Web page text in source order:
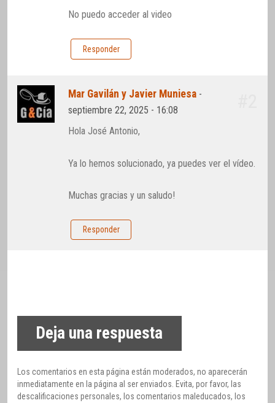
No puedo acceder al video
Responder
Mar Gavilán y Javier Muniesa -
septiembre 22, 2025 - 16:08
Hola José Antonio,
Ya lo hemos solucionado, ya puedes ver el vídeo.
Muchas gracias y un saludo!
Responder
Deja una respuesta
Los comentarios en esta página están moderados, no aparecerán
inmediatamente en la página al ser enviados. Evita, por favor, las
descalificaciones personales, los comentarios maleducados, los